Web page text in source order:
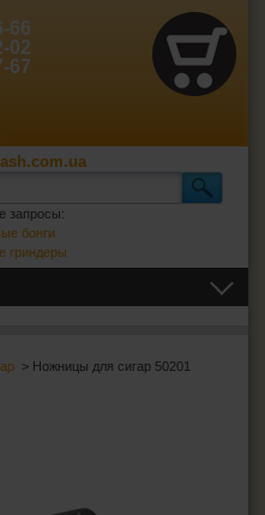
66
02
67
запросы:
бонги
гриндеры
> Ножницы для сигар 50201